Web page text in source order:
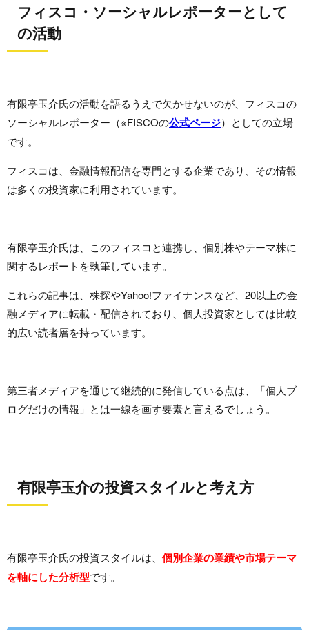
フィスコ・ソーシャルレポーターとして
の活動
有限亭玉介氏の活動を語るうえで欠かせないのが、フィスコの
ソーシャルレポーター（※FISCOの公式ページ）としての立場
です。
フィスコは、金融情報配信を専門とする企業であり、その情報
は多くの投資家に利用されています。
有限亭玉介氏は、このフィスコと連携し、個別株やテーマ株に
関するレポートを執筆しています。
これらの記事は、株探やYahoo!ファイナンスなど、20以上の金
融メディアに転載・配信されており、個人投資家としては比較
的広い読者層を持っています。
第三者メディアを通じて継続的に発信している点は、「個人ブ
ログだけの情報」とは一線を画す要素と言えるでしょう。
有限亭玉介の投資スタイルと考え方
有限亭玉介氏の投資スタイルは、 個別企業の業績や市場テーマ
を軸にした分析型です。